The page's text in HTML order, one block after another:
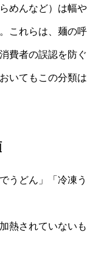
めんなど）は幅や
これらは、麺の呼
費者の誤認を防ぐ
いてもこの分類は
うどん」「冷凍う
熱されていないも